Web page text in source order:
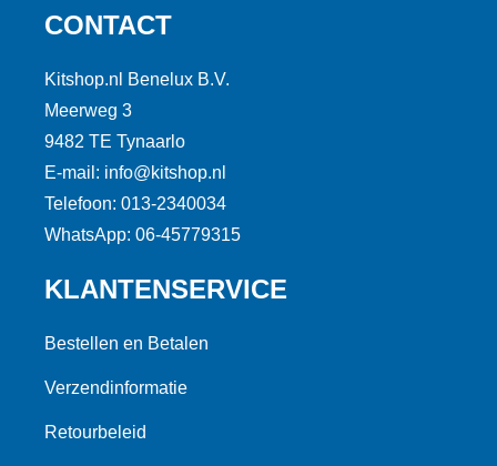
CONTACT
Kitshop.nl Benelux B.V.
Meerweg 3
9482 TE Tynaarlo
E-mail: info@kitshop.nl
Telefoon: 013-2340034
WhatsApp: 06-45779315
KLANTENSERVICE
Bestellen en Betalen
Verzendinformatie
Retourbeleid